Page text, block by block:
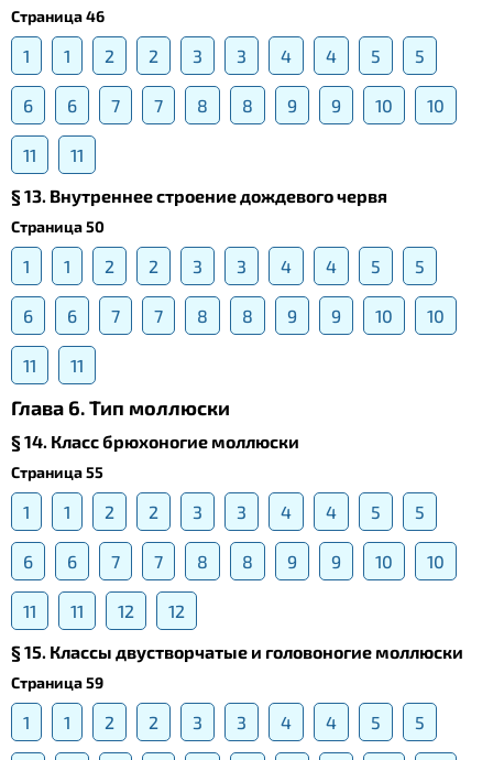
Страница 46
1 1 2 2 3 3 4 4 5 5
6 6 7 7 8 8 9 9 10 10
11
11
§ 13. Внутреннее строение дождевого червя
Страница 50
1 1 2 2 3 3 4 4 5 5
6 6 7 7 8 8 9 9 10 10
11 11
Глава 6. Тип моллюски
§ 14. Класс брюхоногие моллюски
Страница 55
1 1 2 2 3 3 4 4 5 5
6 6 7 7 8 8 9 9 10 10
11 11 12
12
§ 15. Классы двустворчатые и головоногие моллюски
Страница 59
1 1 2 2 3 3 4 4 5 5